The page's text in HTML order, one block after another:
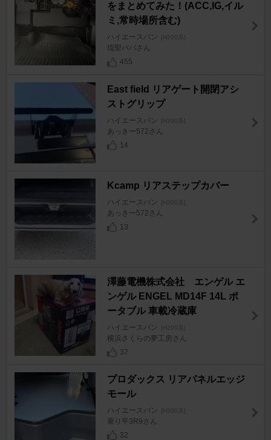
をまとめてみた！(ACC,IG,イル
ミ,常時場所含む)
ハイエースバン [H200系]
琉聖パパさん
455
East field リアゲート開閉アシ
ストグリップ
ハイエースバン [H200系]
あっきー572さん
14
Kcamp リアステップカバー
ハイエースバン [H200系]
あっきー572さん
13
澤藤電機株式会社 エンゲル エ
ンゲル ENGEL MD14F 14L ポ
ータブル 車載冷蔵庫
ハイエースバン [H200系]
横浜さくらの夢工房さん
37
プロダックス リアパネルエッジ
モール
ハイエースバン [H200系]
乗り平3R9さん
32